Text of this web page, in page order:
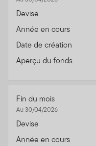
Devise
Année en cours
Date de création
Aperçu du fonds
Fin du mois
Au 30/04/2026
Devise
Année en cours